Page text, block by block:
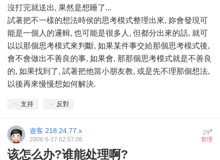
沒打完就送出, 果然是想睡了...
試著把不一樣的想法時侯的思考模式整理出來, 妳會發現可
能是一個人的邏輯, 也可能是很多人, 但都分出來的話, 就可
以以那個思考模式來判斷, 如果某件事交給那個思考模式後,
會不會做出不善良的事, 如果會, 那那個思考模式就是不善良
的, 如果找到了, 試著把他當小朋友教, 或是先不理那個想法,
以後再來慢慢想如何解決.
支持 反對
29#
遊客 218.24.77.x
管理
2006-5-27 02:07:06
该怎么办?谁能处理啊?